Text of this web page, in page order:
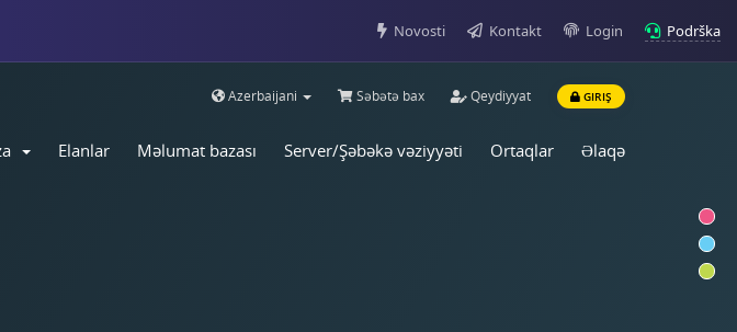
Novosti Kontakt Login Podrška
Azerbaijani Səbətə bax Qeydiyyat GIRIŞ
Elanlar Məlumat bazası Server/Şəbəkə vəziyyəti Ortaqlar Əlaqə